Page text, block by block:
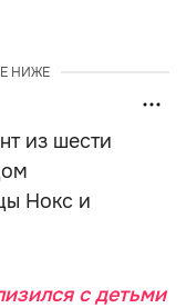
НИЖЕ
из шести
Нокс и
с детьми